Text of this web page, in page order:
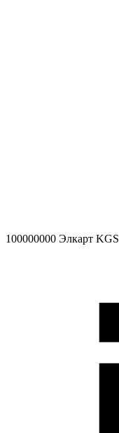
100000000 Элкарт KGS